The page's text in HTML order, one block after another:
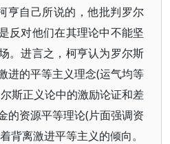
亨自己所说的，他批判罗尔
反对他们在其理论中不能坚
。进言之，柯亨认为罗尔斯
进的平等主义理念(运气均等
斯正义论中的激励论证和差
的资源平等理论(片面强调资
背离激进平等主义的倾向。